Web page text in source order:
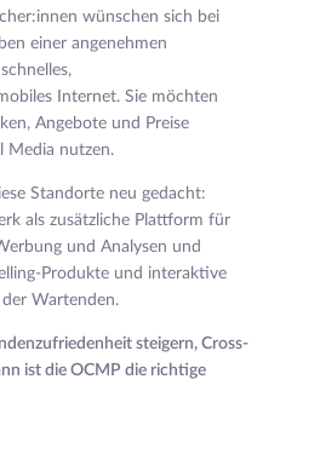
wünschen sich bei
einer angenehmen
Internet. Sie möchten
Angebote und Preise
Media nutzen.
Standorte neu gedacht:
als zusätzliche Plattform für
und Analysen und
Produkte und interaktive
der Wartenden.
steigern, Cross-
ist die OCMP die richtige